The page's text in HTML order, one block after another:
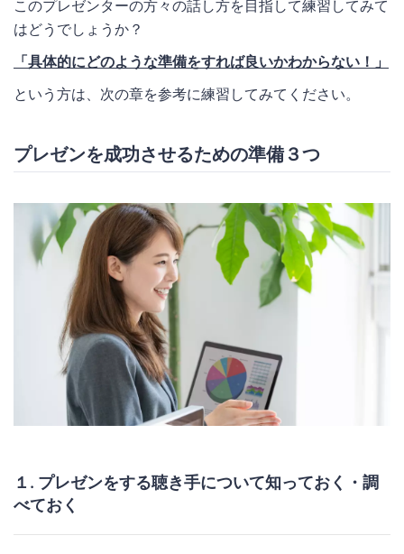
このプレゼンターの方々の話し方を目指して練習してみて
はどうでしょうか？
「具体的にどのような準備をすれば良いかわからない！」
という方は、次の章を参考に練習してみてください。
プレゼンを成功させるための準備３つ
１. プレゼンをする聴き手について知っておく・調
べておく